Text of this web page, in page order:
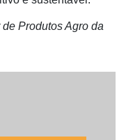
Produtos Agro da